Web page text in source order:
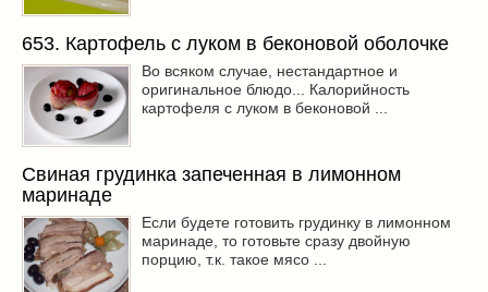
653. Картофель с луком в беконовой оболочке
Во всяком случае, нестандартное и
оригинальное блюдо... Калорийность
картофеля с луком в беконовой ...
Свиная грудинка запеченная в лимонном
маринаде
Если будете готовить грудинку в лимонном
маринаде, то готовьте сразу двойную
порцию, т.к. такое мясо ...